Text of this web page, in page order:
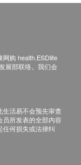
服务/产品。
使用此服务/
关的索偿或
提出。
购 health.ESDlife
展部联络。我们会
活易不会预先审查
所发表的全部内容
何损失或法律纠